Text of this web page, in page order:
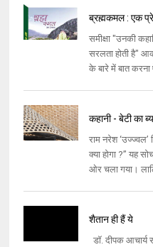
ब्रह्मकमल : एक
समीक्षा "उनकी
सरलता होती है"
के बारे में बात
कहानी - बेटी का
राम नरेश ‘उज्ज्वल’
क्या होगा ?’’ यह
ओर चला गया।
शैतान ही हैं ये
डॉ. दीपक आचार्य